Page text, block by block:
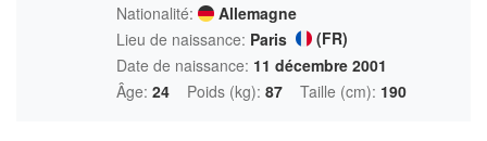
Nationalité:
Allemagne
Lieu de naissance: Paris
(FR)
Date de naissance: 11 décembre 2001
Âge: 24 Poids (kg): 87 Taille (cm): 190